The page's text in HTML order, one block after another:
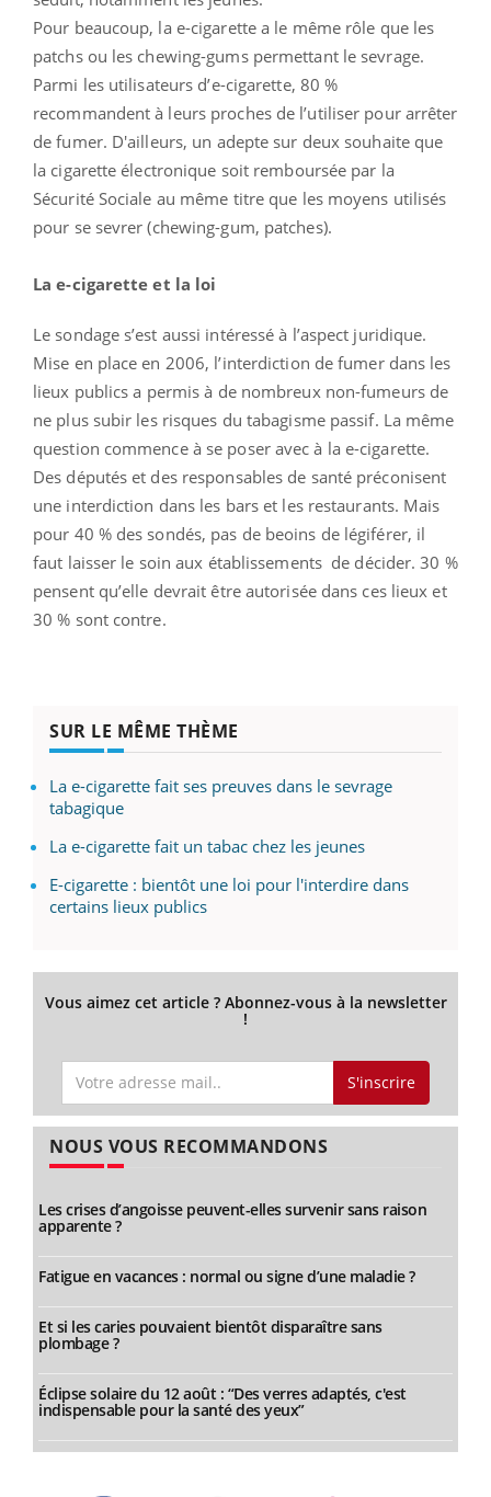
Pour beaucoup, la e-cigarette a le même rôle que les
patchs ou les chewing-gums permettant le sevrage.
Parmi les utilisateurs d’e-cigarette, 80 %
recommandent à leurs proches de l’utiliser pour arrêter
de fumer. D'ailleurs, un adepte sur deux souhaite que
la cigarette électronique soit remboursée par la
Sécurité Sociale au même titre que les moyens utilisés
pour se sevrer (chewing-gum, patches).
La e-cigarette et la loi
Le sondage s’est aussi intéressé à l’aspect juridique.
Mise en place en 2006, l’interdiction de fumer dans les
lieux publics a permis à de nombreux non-fumeurs de
ne plus subir les risques du tabagisme passif. La même
question commence à se poser avec à la e-cigarette.
Des députés et des responsables de santé préconisent
une interdiction dans les bars et les restaurants. Mais
pour 40 % des sondés, pas de beoins de légiférer, il
faut laisser le soin aux établissements de décider. 30 %
pensent qu’elle devrait être autorisée dans ces lieux et
30 % sont contre.
SUR LE MÊME THÈME
La e-cigarette fait ses preuves dans le sevrage
tabagique
La e-cigarette fait un tabac chez les jeunes
E-cigarette : bientôt une loi pour l'interdire dans
certains lieux publics
Vous aimez cet article ? Abonnez-vous à la newsletter
!
S'inscrire
NOUS VOUS RECOMMANDONS
Les crises d’angoisse peuvent-elles survenir sans raison
apparente ?
Fatigue en vacances : normal ou signe d’une maladie ?
Et si les caries pouvaient bientôt disparaître sans
plombage ?
Éclipse solaire du 12 août : “Des verres adaptés, c'est
indispensable pour la santé des yeux”